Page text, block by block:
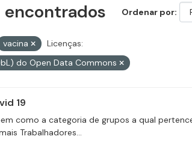
Ordenar por
encontrados
vacina
Licenças:
do Open Data Commons
19
como a categoria de grupos a qual
Trabalhadores...